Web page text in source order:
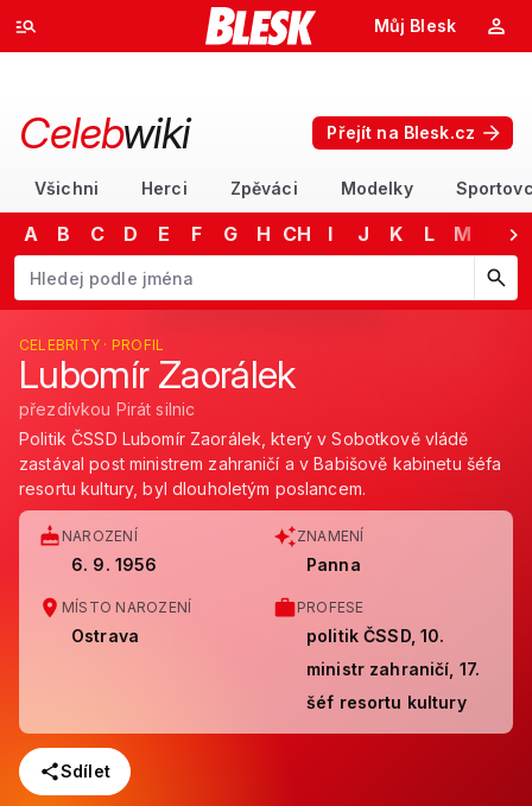
Můj Blesk
Celebwiki Přejít na Blesk.cz
Všichni Herci Zpěváci Modelky
A B C D E F G H CH I J K L M
Začněte psát jméno. Šipkami dolů a nahoru procházejte návrhy,
CELEBRITY · PROFIL
Lubomír Zaorálek
přezdívkou Pirát silnic
Politik ČSSD Lubomír Zaorálek, který v Sobotkově vládě
zastával post ministrem zahraničí a v Babišově kabinetu šéfa
resortu kultury, byl dlouholetým poslancem.
NAROZENÍ
6. 9. 1956
ZNAMENÍ
Panna
MÍSTO NAROZENÍ
Ostrava
PROFESE
politik ČSSD, 10.
ministr zahraničí, 17.
šéf resortu kultury
Sdílet